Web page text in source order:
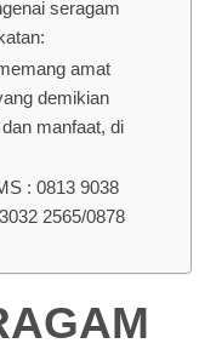
seragam
amat
demikian
manfaat, di
: 0813 9038
2565/0878